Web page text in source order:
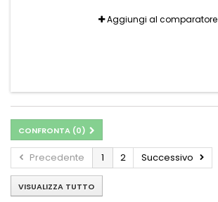
Aggiungi al comparatore
CONFRONTA (0)
Precedente 1 2 Successivo
VISUALIZZA TUTTO